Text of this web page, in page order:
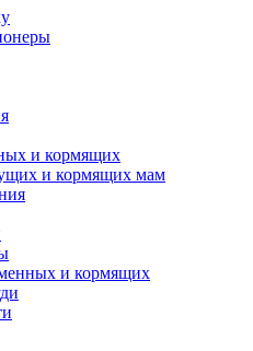
и кормящих
и кормящих мам
и кормящих